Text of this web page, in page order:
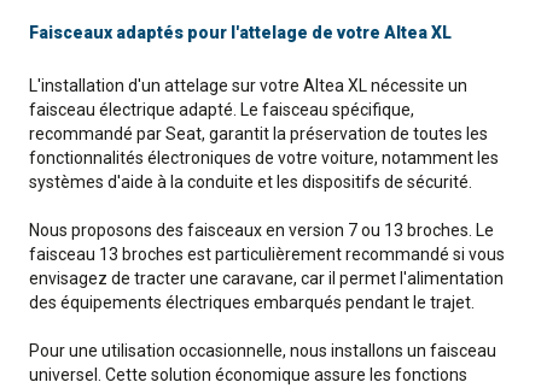
Faisceaux adaptés pour l'attelage de votre Altea XL
L'installation d'un attelage sur votre Altea XL nécessite un
faisceau électrique adapté. Le faisceau spécifique,
recommandé par Seat, garantit la préservation de toutes les
fonctionnalités électroniques de votre voiture, notamment les
systèmes d'aide à la conduite et les dispositifs de sécurité.
Nous proposons des faisceaux en version 7 ou 13 broches. Le
faisceau 13 broches est particulièrement recommandé si vous
envisagez de tracter une caravane, car il permet l'alimentation
des équipements électriques embarqués pendant le trajet.
Pour une utilisation occasionnelle, nous installons un faisceau
universel. Cette solution économique assure les fonctions